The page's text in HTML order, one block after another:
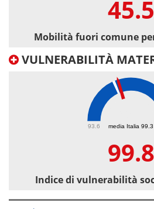
45.5
Mobilità fuori comune
VULNERABILITÀ
media Italia 99.3
93.6
99.8
Indice di vulnerabilità